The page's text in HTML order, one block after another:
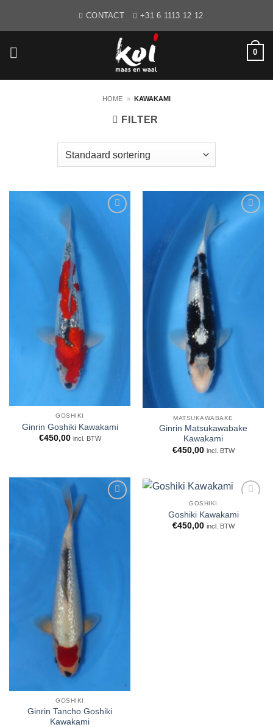
CONTACT +31 6 1113 12 12
0
HOME » KAWAKAMI
FILTER
GOSHIKI
Ginrin Goshiki Kawakami
€450,00 incl. BTW
WENSLIJST
MATSUKAWABAKE
Ginrin Matsukawabake
Kawakami
€450,00 incl. BTW
WENSLIJST
GOSHIKI
Ginrin Tancho Goshiki
Kawakami
WENSLIJST
GOSHIKI
Goshiki Kawakami
€450,00 incl. BTW